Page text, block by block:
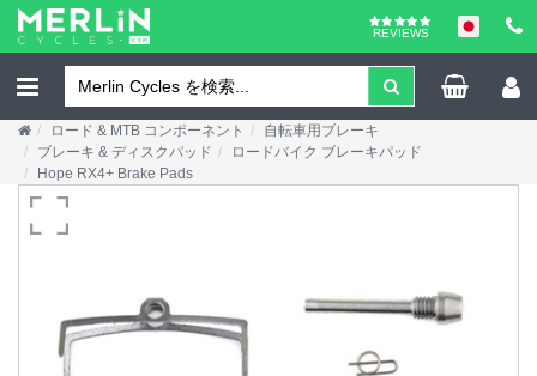
REVIEWS
ロード & MTB コンポーネント
自転車用ブレーキ
ブレーキ & ディスクパッド
ロードバイク ブレーキパッド
Hope RX4+ Brake Pads